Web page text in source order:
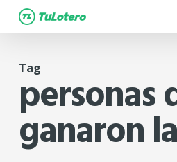
Skip
to
content
Tag
personas
ganaron